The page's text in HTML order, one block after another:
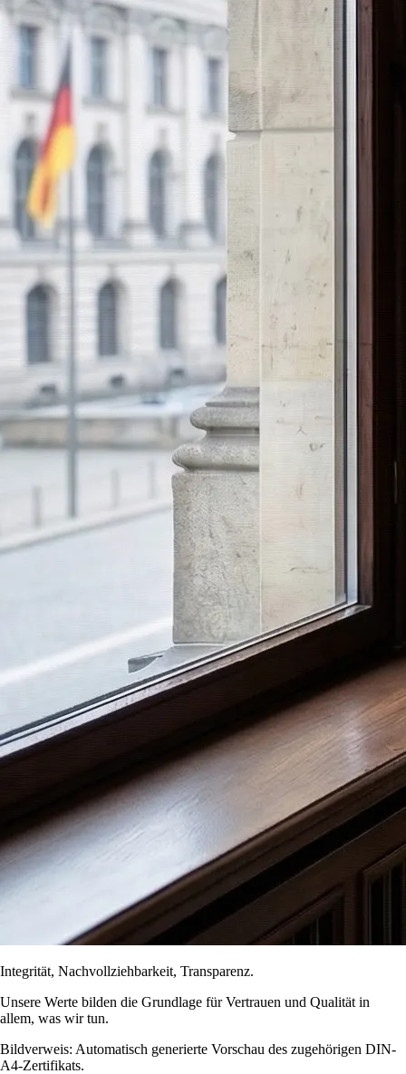
Integrität, Nachvollziehbarkeit, Transparenz.
Unsere Werte bilden die Grundlage für Vertrauen und Qualität in
allem, was wir tun.
Bildverweis: Automatisch generierte Vorschau des zugehörigen DIN-
A4-Zertifikats.